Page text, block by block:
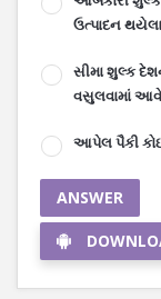
ઉત્પાદન
સીમા શુલ્ક
વસુલવામાં
આપેલ પૈકી
ANSWER